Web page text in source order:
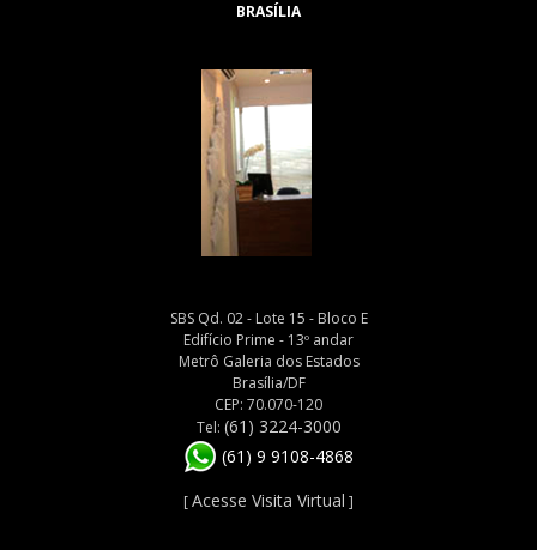
BRASÍLIA
SBS Qd. 02 - Lote 15 - Bloco E
Edifício Prime - 13º andar
Metrô Galeria dos Estados
Brasília/DF
CEP: 70.070-120
Tel: (61) 3224-3000
(61) 9 9108-4868
[Acesse Visita Virtual ]